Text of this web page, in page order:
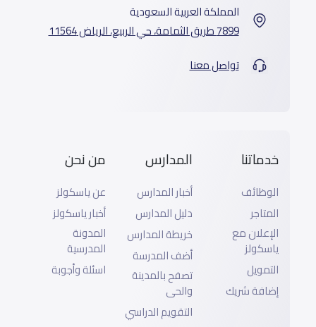
المملكة العربية السعودية
7899 طريق الثمامة، حي الربيع، الرياض 11564
تواصل معنا
خدماتنا
الوظائف
المتاجر
الإعلان مع
ياسكولز
التمويل
إضافة شريك
المدارس
أخبار المدارس
دليل المدارس
خريطة المدارس
أضف المدرسة
تصفح بالمدينة
والحى
التقويم الدراسي
من نحن
عن ياسكولز
أخبار ياسكولز
المدونة
المدرسية
اسئلة وأجوبة